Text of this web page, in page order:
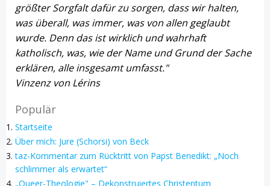
größter Sorgfalt dafür zu sorgen, dass wir halten,
was überall, was immer, was von allen geglaubt
wurde. Denn das ist wirklich und wahrhaft
katholisch, was, wie der Name und Grund der Sache
erklären, alle insgesamt umfasst."
Vinzenz von Lérins
Populär
Startseite
Über mich: Jure (Schorsi) von Beck
taz-Kommentar zum Rücktritt von Papst Benedikt: „Noch
schlimmer als erwartet“
„Queer-Theologie" – Dekonstruiertes Christentum